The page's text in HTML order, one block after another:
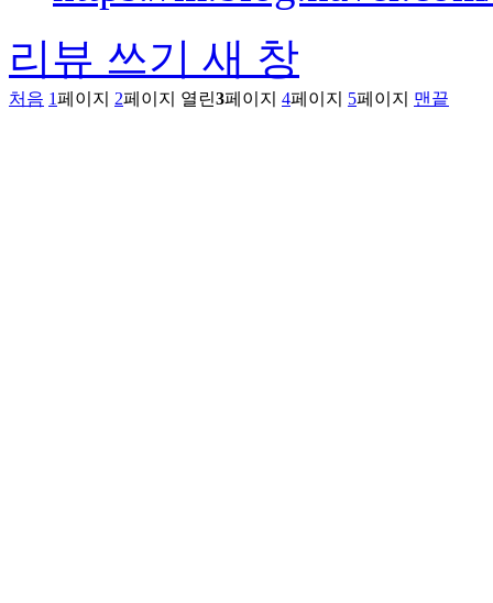
리뷰 쓰기 새 창
처음 1페이지 2페이지 열린3페이지 4페이지 5페이지 맨끝